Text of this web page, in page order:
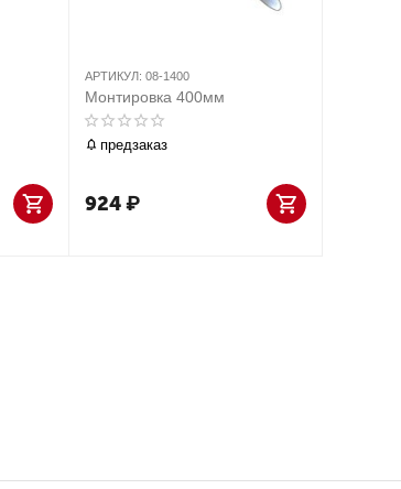
АРТИКУЛ: 08-1400
Монтировка 400мм
предзаказ
924₽